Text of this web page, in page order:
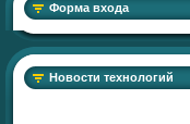
Форма входа
Новости технологий